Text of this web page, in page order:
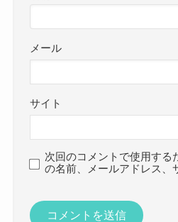
メール
サイト
次回のコメントで使用する
の名前、メールアドレス、